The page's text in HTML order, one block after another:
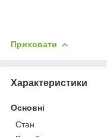
Приховати
Характеристики
Основні
Стан